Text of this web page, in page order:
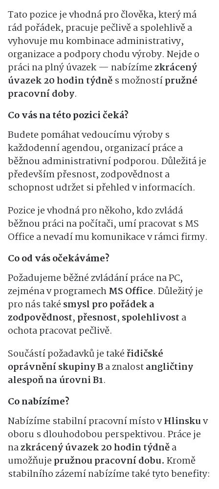
Tato pozice je vhodná pro člověka, který má
rád pořádek, pracuje pečlivě a spolehlivě a
vyhovuje mu kombinace administrativy,
organizace a podpory chodu výroby. Nejde o
práci na plný úvazek — nabízímezkrácený
úvazek 20 hodin týdně s možnostípružné
pracovní doby.
Co vás na této pozici čeká?
Budete pomáhat vedoucímu výroby s
každodenní agendou, organizací práce a
běžnou administrativní podporou. Důležitá je
především přesnost, zodpovědnost a
schopnost udržet si přehled v informacích.
Pozice je vhodná pro někoho, kdo zvládá
běžnou práci na počítači, umí pracovat s MS
Office a nevadí mu komunikace v rámci firmy.
Co od vás očekáváme?
Požadujeme běžné zvládání práce na PC,
zejména v programechMS Office. Důležitý je
pro nás také smysl pro pořádek a
zodpovědnost, přesnost, spolehlivost a
ochota pracovat pečlivě.
Součástí požadavků je také řidičské
oprávnění skupiny Ba znalostangličtiny
alespoň na úrovni B1.
Co nabízíme?
Nabízíme stabilní pracovní místo vHlinskuv
oboru s dlouhodobou perspektivou. Práce je
nazkrácený úvazek 20 hodin týdněa
umožňuje pružnou pracovní dobu. Kromě
stabilního zázemí nabízíme také tyto benefity: